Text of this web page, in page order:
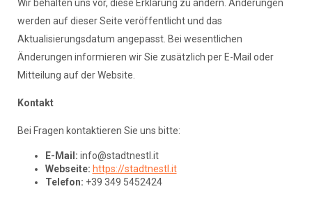
Wir behalten uns vor, diese Erklärung zu ändern. Änderungen
werden auf dieser Seite veröffentlicht und das
Aktualisierungsdatum angepasst. Bei wesentlichen
Änderungen informieren wir Sie zusätzlich per E-Mail oder
Mitteilung auf der Website.
Kontakt
Bei Fragen kontaktieren Sie uns bitte:
E-Mail: info@stadtnestl.it
Webseite: https://stadtnestl.it
Telefon: +39 349 5452424